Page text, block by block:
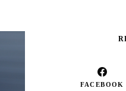
FACEBOOK